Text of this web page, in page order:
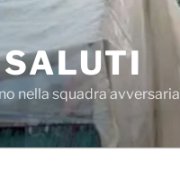
nella squadra avversaria